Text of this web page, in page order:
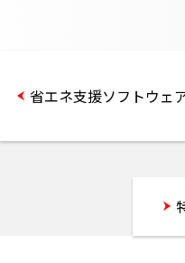
省エネ支援ソフトウェ